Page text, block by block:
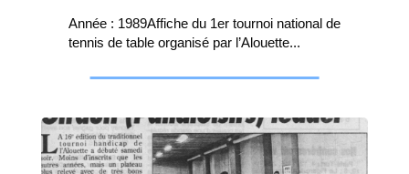
Année : 1989Affiche du 1er tournoi national de
tennis de table organisé par l’Alouette...